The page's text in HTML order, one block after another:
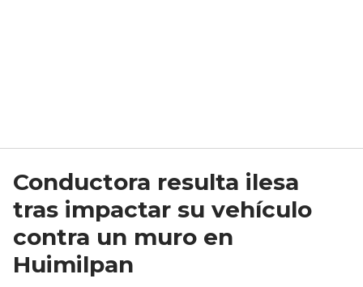
Conductora resulta ilesa
tras impactar su vehículo
contra un muro en
Huimilpan